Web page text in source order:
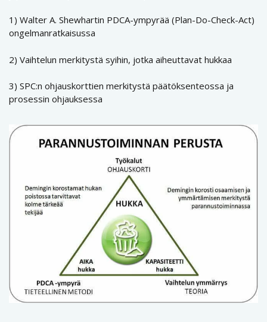
1) Walter A. Shewhartin PDCA-ympyrää (Plan-Do-Check-Act)
ongelmanratkaisussa
2) Vaihtelun merkitystä syihin, jotka aiheuttavat hukkaa
3) SPC:n ohjauskorttien merkitystä päätöksenteossa ja
prosessin ohjauksessa